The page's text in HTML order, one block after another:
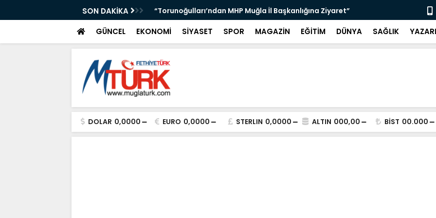
SON DAKİKA
ÇAY 5, KAHVE 15 TL! KAPILAR AÇILDI” “Torunoğulları’ndan MHP Muğla İl Başkanlığına Ziyaret”
GÜNCEL EKONOMİ SİYASET SPOR MAGAZİN EĞİTİM DÜNYA SAĞLIK
DOLAR 0,0000 EURO 0,0000 STERLIN 0,0000 ALTIN 000,00 BİST 00.000